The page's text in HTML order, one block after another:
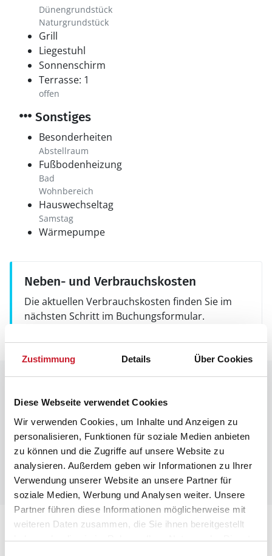
Zustimmung Details Über Cookies
Diese Webseite verwendet Cookies
Wir verwenden Cookies, um Inhalte und Anzeigen zu
personalisieren, Funktionen für soziale Medien anbieten
zu können und die Zugriffe auf unsere Website zu
analysieren. Außerdem geben wir Informationen zu Ihrer
Verwendung unserer Website an unsere Partner für
soziale Medien, Werbung und Analysen weiter. Unsere
Partner führen diese Informationen möglicherweise mit
weiteren Daten zusammen, die Sie ihnen bereitgestellt
haben oder die sie im Rahmen Ihrer Nutzung der Dienste
Dünengrundstück
Naturgrundstück
Grill
Liegestuhl
Sonnenschirm
Terrasse: 1
offen
Sonstiges
Besonderheiten
Abstellraum
Fußbodenheizung
Bad
Wohnbereich
Hauswechseltag
Samstag
Wärmepumpe
Neben- und Verbrauchskosten
Die aktuellen Verbrauchskosten finden Sie im
nächsten Schritt im Buchungsformular.
Lageplan